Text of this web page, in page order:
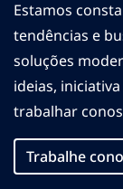
Estamos
tendências e
soluções
ideias,
trabalhar
Trabalhe